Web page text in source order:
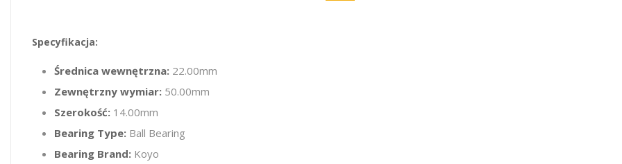
Specyfikacja:
Średnica wewnętrzna: 22.00mm
Zewnętrzny wymiar: 50.00mm
Szerokość: 14.00mm
Bearing Type: Ball Bearing
Bearing Brand: Koyo